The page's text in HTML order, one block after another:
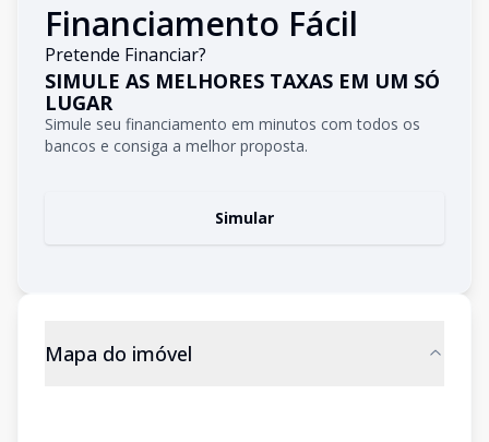
Financiamento Fácil
Pretende Financiar?
SIMULE AS MELHORES TAXAS EM UM SÓ
LUGAR
Simule seu financiamento em minutos com todos os
bancos e consiga a melhor proposta.
Simular
Mapa do imóvel